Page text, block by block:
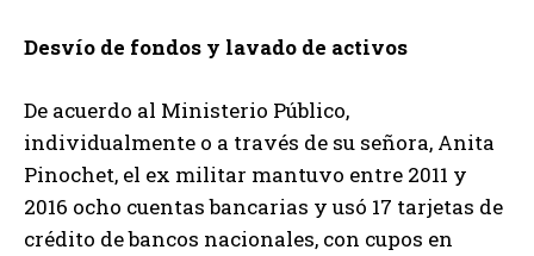
Desvío de fondos y lavado de activos
De acuerdo al Ministerio Público,
individualmente o a través de su señora, Anita
Pinochet, el ex militar mantuvo entre 2011 y
2016 ocho cuentas bancarias y usó 17 tarjetas de
crédito de bancos nacionales, con cupos en